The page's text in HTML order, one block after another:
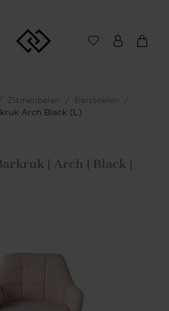
/ Zitmeubelen / Barstoelen
/
Arch Black (L)
| Arch | Black |